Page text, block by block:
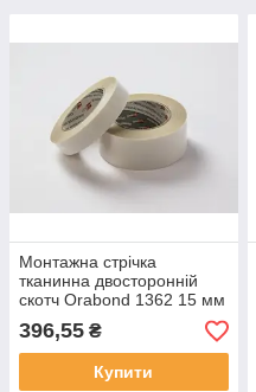
Монтажна стрічка
тканинна двосторонній
скотч Orabond 1362 15 мм
x 50 м білий 290 мкр
396,55 ₴
Купити